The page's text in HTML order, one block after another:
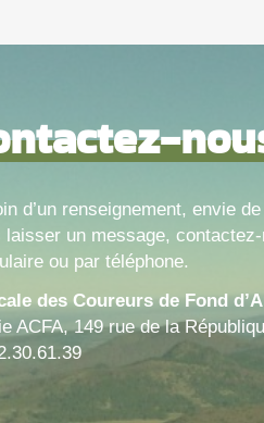
d’un renseignement, envie
laisser un message,
ou par téléphone.
des Coureurs de Fond
ACFA, 149 rue de la